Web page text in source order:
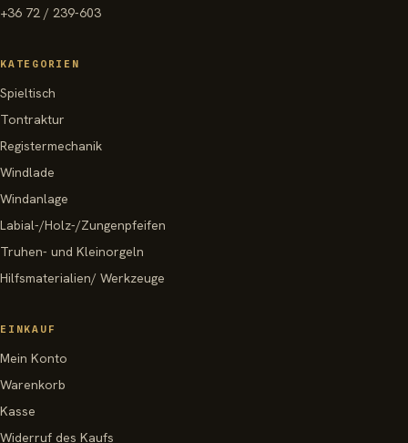
+36 72 / 239-603
KATEGORIEN
Spieltisch
Tontraktur
Registermechanik
Windlade
Windanlage
Labial-/Holz-/Zungenpfeifen
Truhen- und Kleinorgeln
Hilfsmaterialien/ Werkzeuge
EINKAUF
Mein Konto
Warenkorb
Kasse
Widerruf des Kaufs